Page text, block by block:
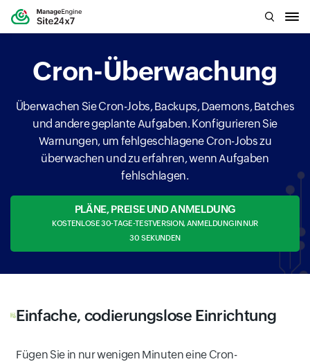
Cron-Überwachung
Überwachen Sie Cron-Jobs, Backups, Daemons, Batches
und andere geplante Aufgaben. Konfigurieren Sie
Warnungen, um fehlgeschlagene Cron-Jobs zu
überwachen und zu erfahren, wenn Aufgaben
fehlschlagen.
PLÄNE, PREISE UND ANMELDUNG
KOSTENLOSE 30-TAGE-TESTVERSION, ANMELDUNG IN NUR
30 SEKUNDEN
Einfache, codierungslose Einrichtung
Fügen Sie in nur wenigen Minuten eine Cron-